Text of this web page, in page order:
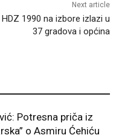
Next article
HDZ 1990 na izbore izlazi u
37 gradova i općina
Potresna priča iz
o Asmiru Ćehiću